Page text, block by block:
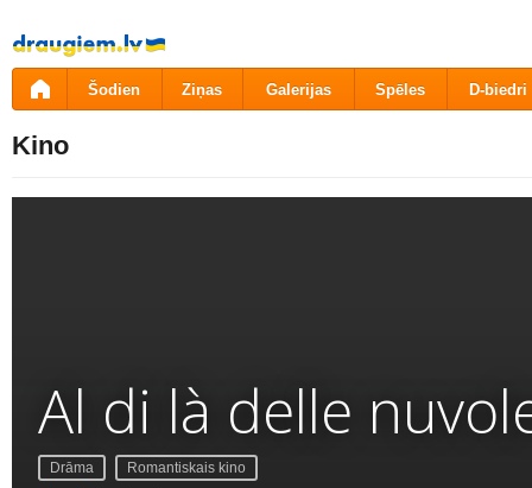
Pāriet
uz
saturu
Šodien Ziņas Galerijas Spēles D-biedri
Kino
Al di là delle
Drāma Romantiskais kino